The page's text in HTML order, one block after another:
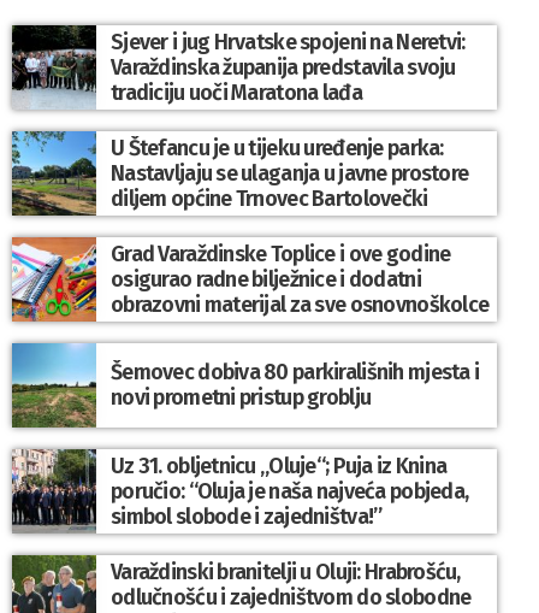
Sjever i jug Hrvatske spojeni na Neretvi:
Varaždinska županija predstavila svoju
tradiciju uoči Maratona lađa
U Štefancu je u tijeku uređenje parka:
Nastavljaju se ulaganja u javne prostore
diljem općine Trnovec Bartolovečki
Grad Varaždinske Toplice i ove godine
osigurao radne bilježnice i dodatni
obrazovni materijal za sve osnovnoškolce
Šemovec dobiva 80 parkirališnih mjesta i
novi prometni pristup groblju
Uz 31. obljetnicu „Oluje“; Puja iz Knina
poručio: “Oluja je naša najveća pobjeda,
simbol slobode i zajedništva!”
Varaždinski branitelji u Oluji: Hrabrošću,
odlučnošću i zajedništvom do slobodne